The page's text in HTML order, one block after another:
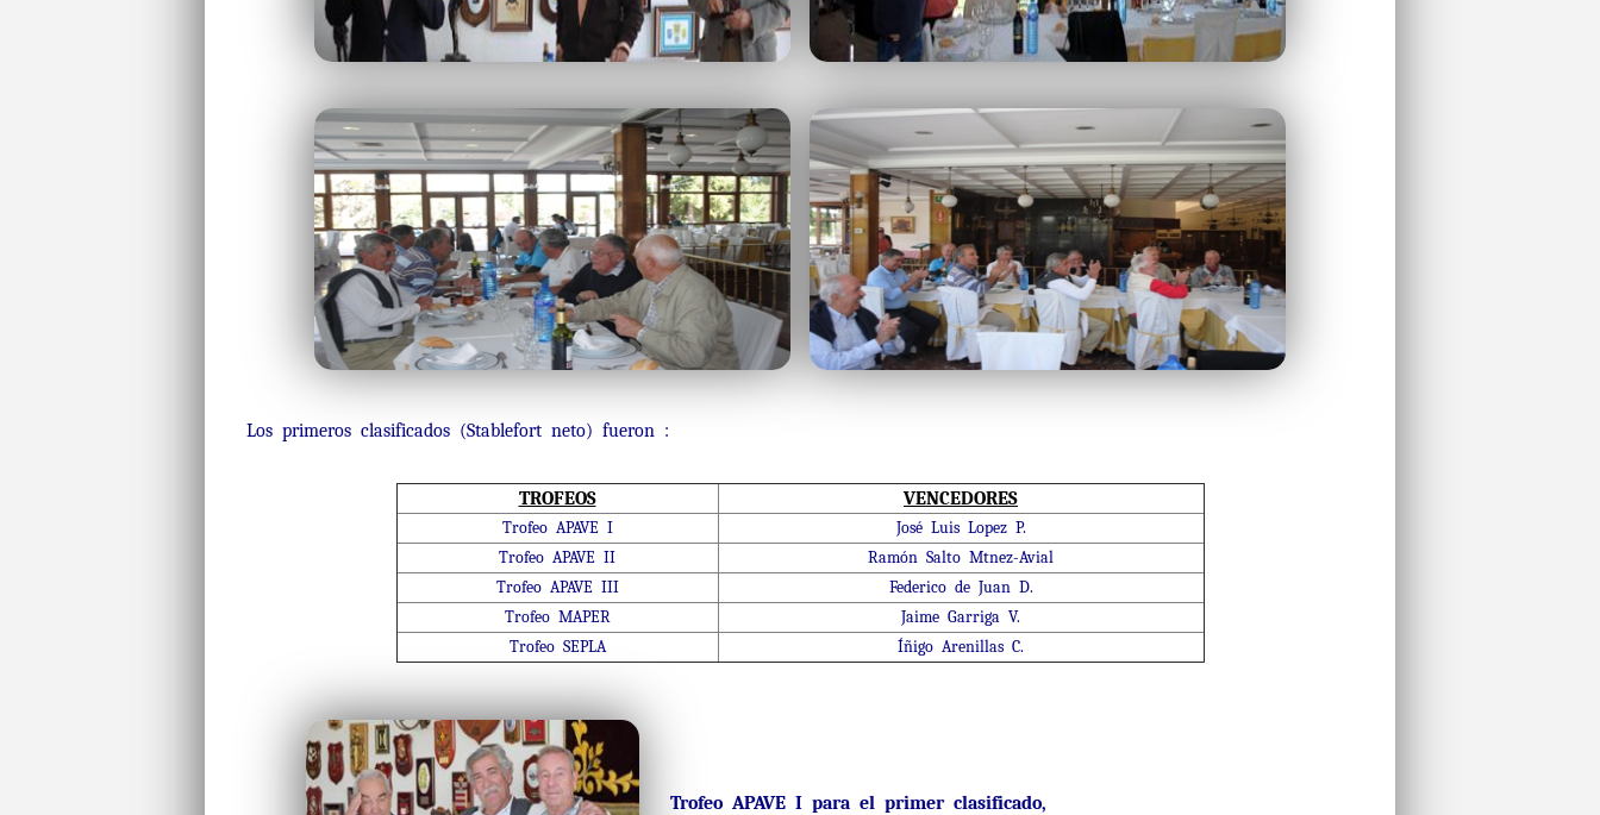
Los primeros clasificados (Stablefort neto) fueron :
TROFEOS VENCEDORES
Trofeo APAVE I
José Luis Lopez P.
Trofeo APAVE II
Ramón Salto Mtnez-Avial
Trofeo APAVE III
Federico de Juan D.
Trofeo MAPER
Jaime Garriga V.
Trofeo SEPLA
Íñigo Arenillas C.
Trofeo APAVE I para el primer clasificado,